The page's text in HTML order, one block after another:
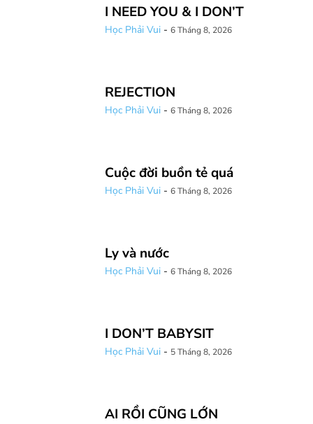
I NEED YOU & I DON’T
Học Phải Vui - 6 Tháng 8, 2026
REJECTION
Học Phải Vui - 6 Tháng 8, 2026
Cuộc đời buồn tẻ quá
Học Phải Vui - 6 Tháng 8, 2026
Ly và nước
Học Phải Vui - 6 Tháng 8, 2026
I DON’T BABYSIT
Học Phải Vui - 5 Tháng 8, 2026
AI RỒI CŨNG LỚN